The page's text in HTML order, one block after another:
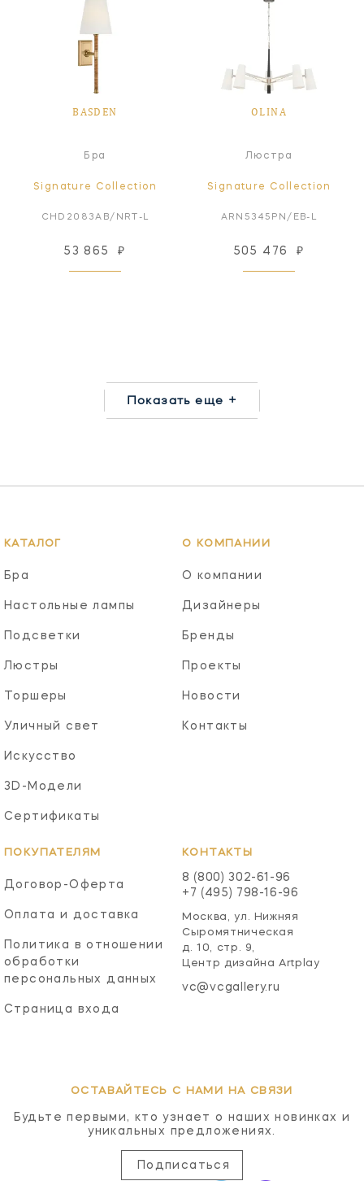
BASDEN
Бра
Signature Collection
CHD2083AB/NRT-L
53 865 ₽
OLINA
Люстра
Signature Collection
ARN5345PN/EB-L
505 476 ₽
Показать еще +
КАТАЛОГ
Бра
Настольные лампы
Подсветки
Люстры
Торшеры
Уличный свет
Искусство
3D-Модели
Сертификаты
О КОМПАНИИ
О компании
Дизайнеры
Бренды
Проекты
Новости
Контакты
ПОКУПАТЕЛЯМ
Договор-Оферта
Оплата и доставка
Политика в отношении
обработки
персональных данных
Страница входа
КОНТАКТЫ
8 (800) 302-61-96
+7 (495) 798-16-96
Москва, ул. Нижняя
Сыромятническая
д. 10, стр. 9,
Центр дизайна Artplay
vc@vcgallery.ru
ОСТАВАЙТЕСЬ С НАМИ НА СВЯЗИ
Будьте первыми, кто узнает о наших новинках и
уникальных предложениях.
Подписаться